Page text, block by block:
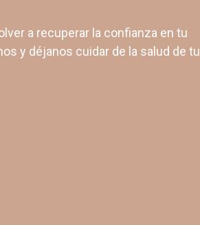
a recuperar la confianza en tu
y déjanos cuidar de la salud de tu